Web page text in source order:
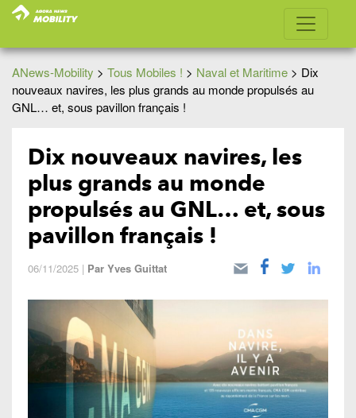
ANews-Mobility > Tous Mobiles ! > Naval et Maritime > Dix
nouveaux navires, les plus grands au monde propulsés au
GNL… et, sous pavillon français !
Dix nouveaux navires, les
plus grands au monde
propulsés au GNL… et, sous
pavillon français !
06/11/2025 | Par Yves Guittat